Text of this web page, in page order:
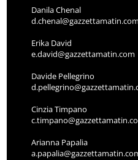
Danila Chenal
d.chenal@gazzettamatin.com
Erika David
e.david@gazzettamatin.com
Davide Pellegrino
Cinzia Timpano
Arianna Papalia